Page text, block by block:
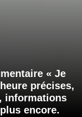
« Je
précises,
informations
encore.